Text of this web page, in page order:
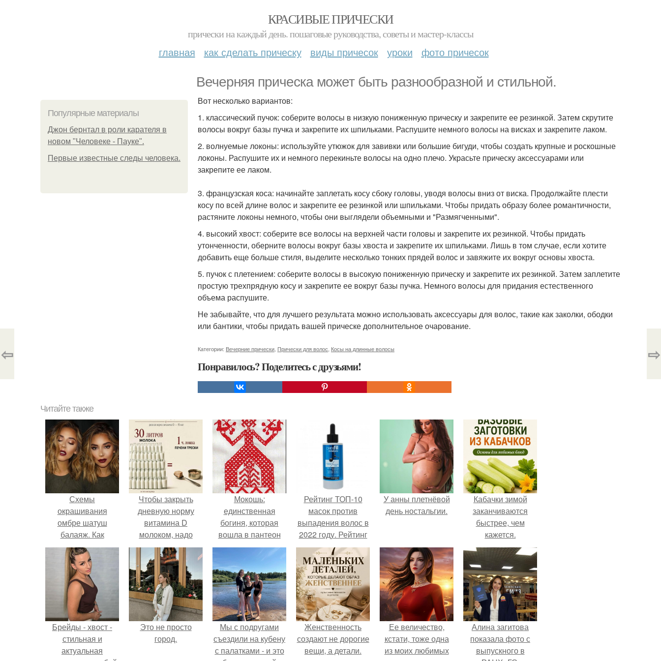
КРАСИВЫЕ ПРИЧЕСКИ
прически на каждый день. пошаговые руководства, советы и мастер-классы
главная как сделать прическу виды причесок уроки фото причесок
Вечерняя прическа может быть разнообразной и стильной.
Популярные материалы
Джон бернтал в роли карателя в
новом "Человеке - Пауке".
Первые известные следы человека.
Вот несколько вариантов:
1. классический пучок: соберите волосы в низкую пониженную прическу и закрепите ее резинкой. Затем скрутите
волосы вокруг базы пучка и закрепите их шпильками. Распушите немного волосы на висках и закрепите лаком.
2. волнуемые локоны: используйте утюжок для завивки или большие бигуди, чтобы создать крупные и роскошные
локоны. Распушите их и немного перекиньте волосы на одно плечо. Украсьте прическу аксессуарами или
закрепите ее лаком.
3. французская коса: начинайте заплетать косу сбоку головы, уводя волосы вниз от виска. Продолжайте плести
косу по всей длине волос и закрепите ее резинкой или шпильками. Чтобы придать образу более романтичности,
растяните локоны немного, чтобы они выглядели объемными и "Размягченными".
4. высокий хвост: соберите все волосы на верхней части головы и закрепите их резинкой. Чтобы придать
утонченности, оберните волосы вокруг базы хвоста и закрепите их шпильками. Лишь в том случае, если хотите
добавить еще больше стиля, выделите несколько тонких прядей волос и завяжите их вокруг основы хвоста.
5. пучок с плетением: соберите волосы в высокую пониженную прическу и закрепите их резинкой. Затем заплетите
простую трехпрядную косу и закрепите ее вокруг базы пучка. Немного волосы для придания естественного
объема распушите.
Не забывайте, что для лучшего результата можно использовать аксессуары для волос, такие как заколки, ободки
или бантики, чтобы придать вашей прическе дополнительное очарование.
Категории: Вечерние прически Прически для волос Косы на длинные волосы
Понравилось? Поделитесь с друзьями!
⇦ ⇨
Читайте также
Схемы
окрашивания
омбре шатуш
балаяж. Как
выбрать
окрашивание для
себя
Чтобы закрыть
дневную норму
витамина D
молоком, надо
выпить 30 литров
или съесть одну
чайную ложку
печени трески.
Мокошь:
единственная
богиня, которая
вошла в пантеон
князя Владимира.
Рейтинг ТОП-10
масок против
выпадения волос в
2022 году. Рейтинг
средств от
выпадения волос у
женщин на 2022 год
У анны плетнёвой
день ностальгии.
Кабачки зимой
заканчиваются
быстрее, чем
кажется.
Брейды - хвост -
стильная и
актуальная
Это не просто
город.
Мы с подругами
съездили на кубену
с палатками - и это
Женственность
создают не дорогие
вещи, а детали.
Ее величество,
кстати, тоже одна
из моих любимых
Алина загитова
показала фото с
выпускного в